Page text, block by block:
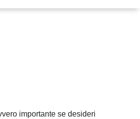
importante se desideri